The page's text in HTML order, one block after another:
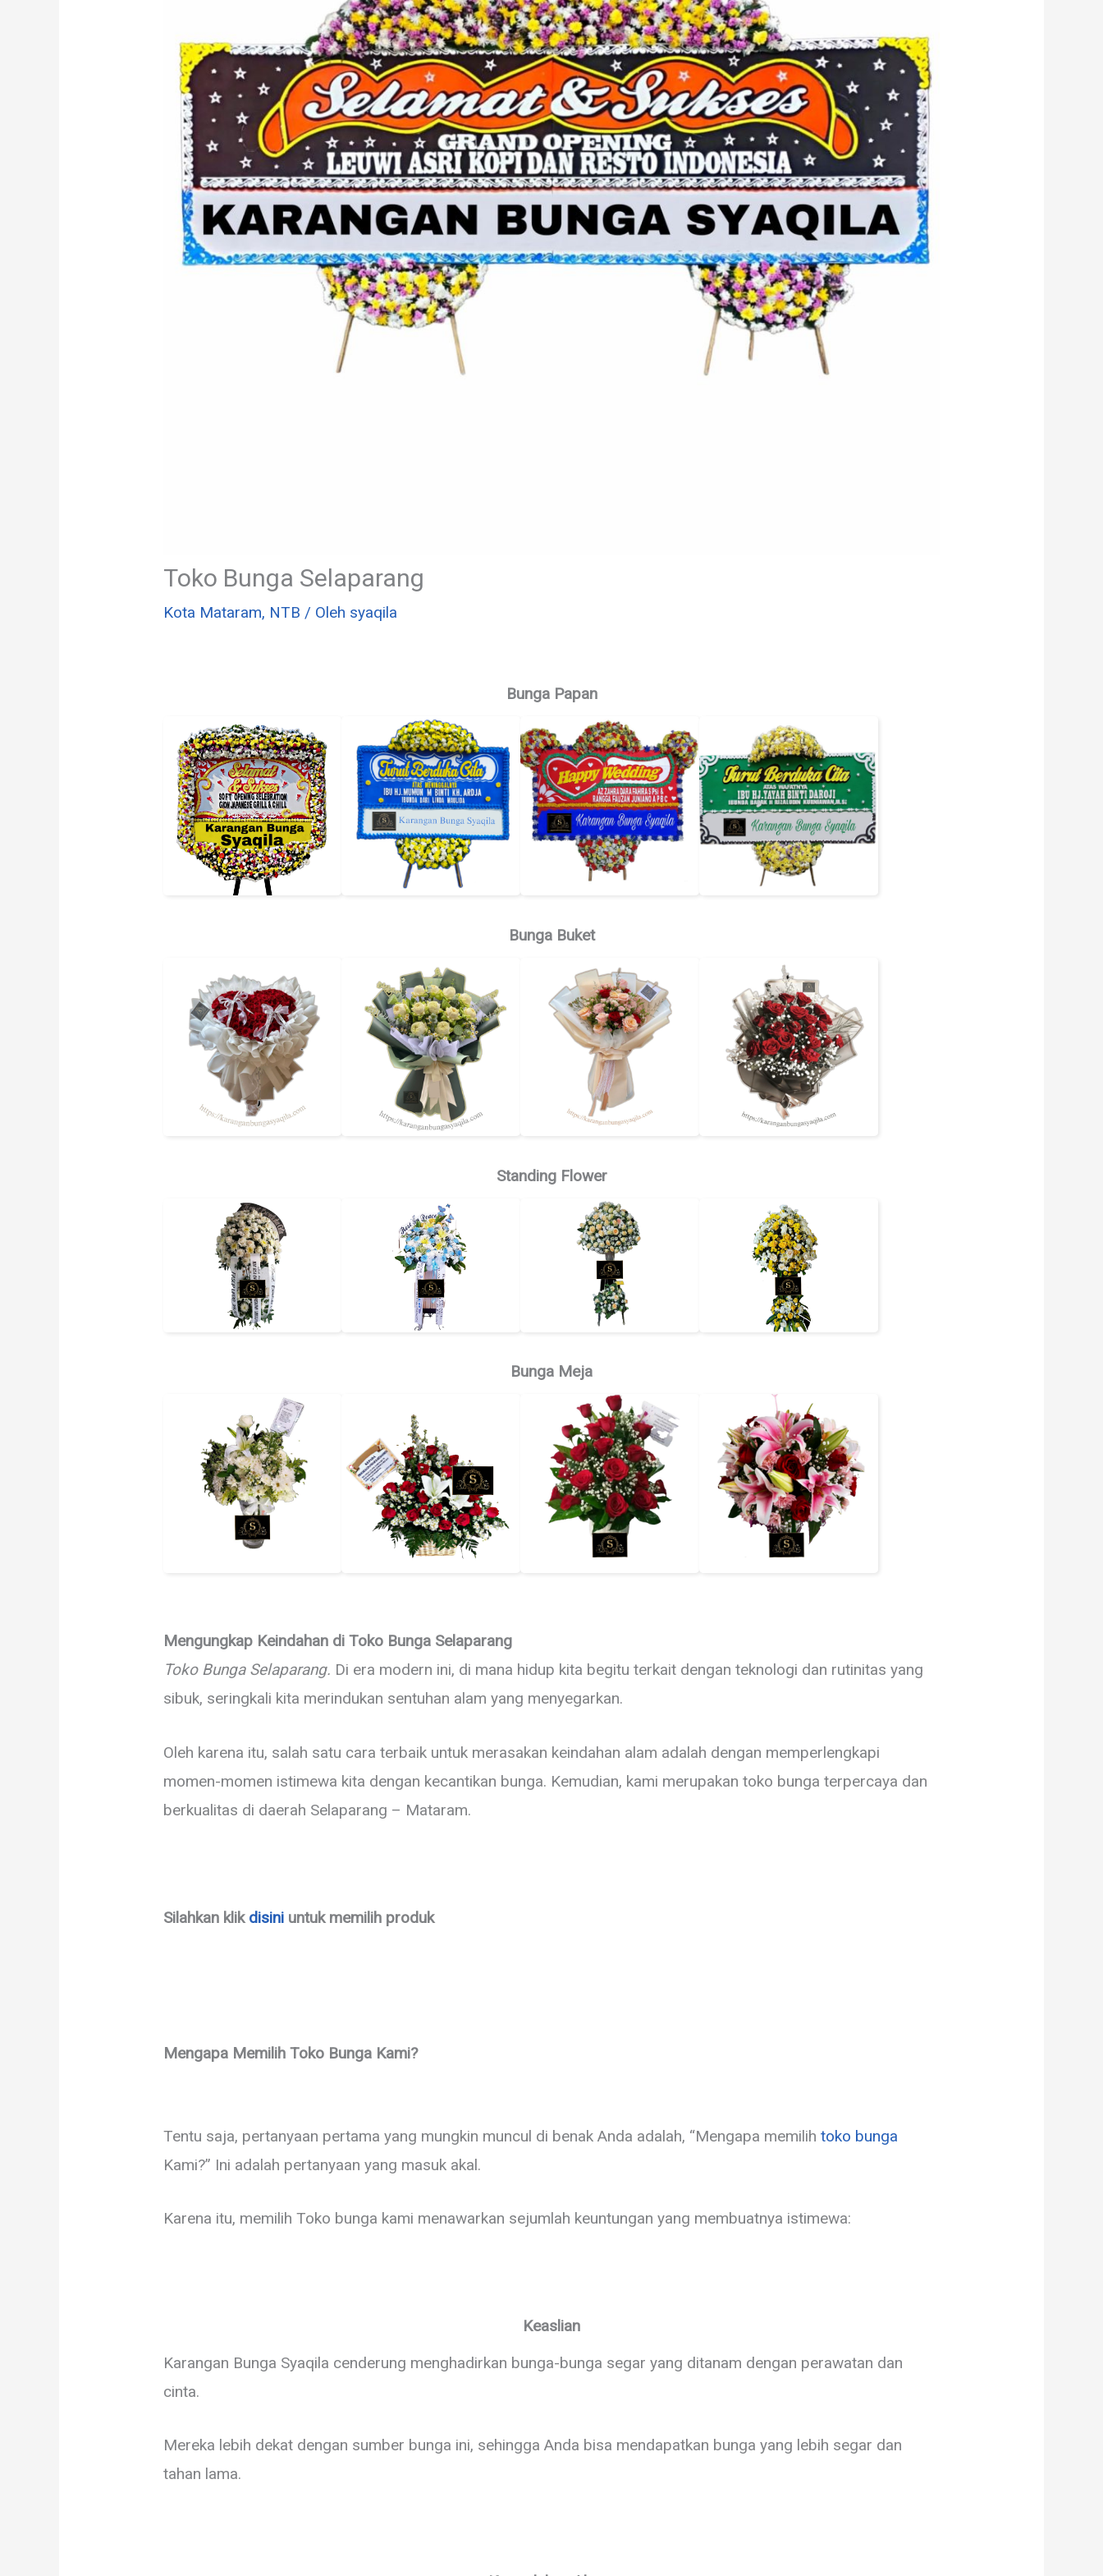
Toko Bunga Selaparang
Kota Mataram, NTB / Oleh syaqila
Bunga Papan
Bunga Buket
Standing Flower
Bunga Meja
Mengungkap Keindahan di Toko Bunga Selaparang
Toko Bunga Selaparang. Di era modern ini, di mana hidup kita begitu terkait dengan teknologi dan rutinitas yang
sibuk, seringkali kita merindukan sentuhan alam yang menyegarkan.
Oleh karena itu, salah satu cara terbaik untuk merasakan keindahan alam adalah dengan memperlengkapi
momen-momen istimewa kita dengan kecantikan bunga. Kemudian, kami merupakan toko bunga terpercaya dan
berkualitas di daerah Selaparang – Mataram.
Silahkan klik disini untuk memilih produk
Mengapa Memilih Toko Bunga Kami?
Tentu saja, pertanyaan pertama yang mungkin muncul di benak Anda adalah, “Mengapa memilih toko bunga
Kami?” Ini adalah pertanyaan yang masuk akal.
Karena itu, memilih Toko bunga kami menawarkan sejumlah keuntungan yang membuatnya istimewa:
Keaslian
Karangan Bunga Syaqila cenderung menghadirkan bunga-bunga segar yang ditanam dengan perawatan dan
cinta.
Mereka lebih dekat dengan sumber bunga ini, sehingga Anda bisa mendapatkan bunga yang lebih segar dan
tahan lama.